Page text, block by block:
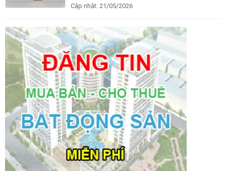
Cập nhật: 21/05/2026